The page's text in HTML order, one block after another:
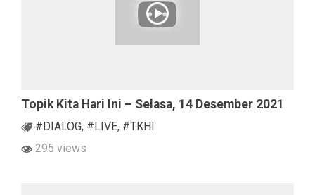
Topik Kita Hari Ini – Selasa, 14 Desember 2021
#DIALOG, #LIVE, #TKHI
295 views